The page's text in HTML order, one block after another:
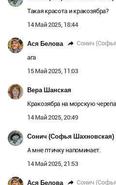
Такая красота и кракозябра?
14 Май 2025, 18:44
Ася Белова Сонич
ага
15 Май 2025, 11:03
Вера Шанская
Кракозябра на морскую
14 Май 2025, 20:49
Сонич (Софья Шахновская)
А мне птичку напоминает.
14 Май 2025, 21:53
Ася Белова Сонич